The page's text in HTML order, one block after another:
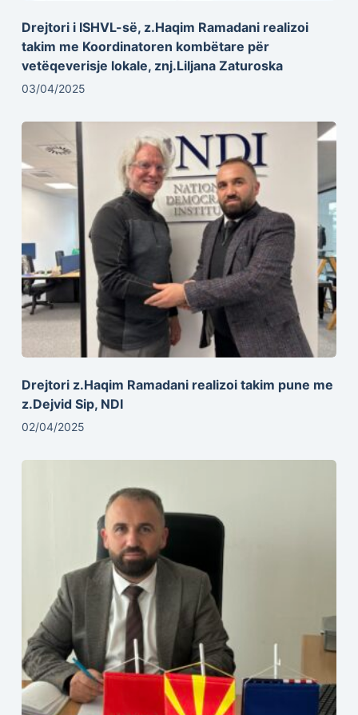
Drejtori i ISHVL-së, z.Haqim Ramadani realizoi
takim me Koordinatoren kombëtare për
vetëqeverisje lokale, znj.Liljana Zaturoska
03/04/2025
Drejtori z.Haqim Ramadani realizoi takim pune me
z.Dejvid Sip, NDI
02/04/2025